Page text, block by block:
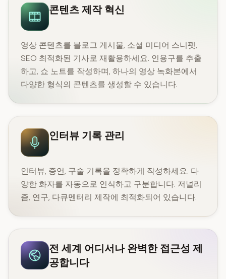
콘텐츠 제작 혁신
영상 콘텐츠를 블로그 게시물, 소셜 미디어 스니펫,
SEO 최적화된 기사로 재활용하세요. 인용구를 추출
하고, 쇼 노트를 작성하며, 하나의 영상 녹화본에서
다양한 형식의 콘텐츠를 생성할 수 있습니다.
인터뷰 기록 관리
인터뷰, 증언, 구술 기록을 정확하게 작성하세요. 다
양한 화자를 자동으로 인식하고 구분합니다. 저널리
즘, 연구, 다큐멘터리 제작에 최적화되어 있습니다.
전 세계 어디서나 완벽한 접근성 제
공합니다